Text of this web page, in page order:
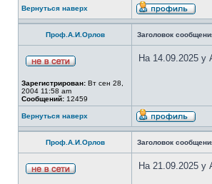
Вернуться наверх
Проф.А.И.Орлов Заголовок
Зарегистрирован: Вт сен 28,
2004 11:58 am
Сообщений: 12459
На 14.09.2025 у
Вернуться наверх
Проф.А.И.Орлов Заголовок
На 21.09.2025 у